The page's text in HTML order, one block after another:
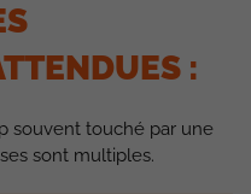
:
souvent touché par une
sont multiples.